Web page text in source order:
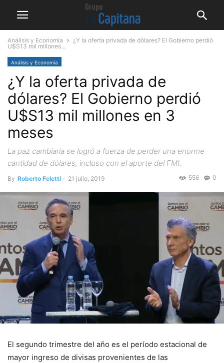
Análisis y Economía
¿Y la oferta privada de dólares? El Gobierno perdió
U$S13 mil millones...
Análisis y Economía
¿Y la oferta privada de
dólares? El Gobierno perdió
U$S13 mil millones en 3
meses
La paz cambiaria se logró a fuerza de perder una enorme
cantidad de dólares, incluso con el aporte del FMI.
By Roberto Feletti - 21 julio, 2019 0
556
El segundo trimestre del año es el período estacional de
mayor ingreso de divisas provenientes de las